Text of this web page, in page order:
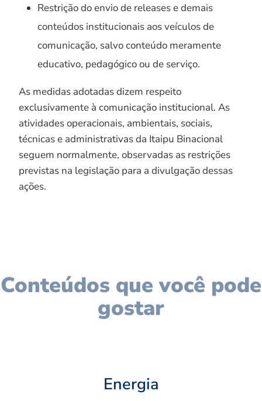
Restrição do envio de releases e demais
conteúdos institucionais aos veículos de
comunicação, salvo conteúdo meramente
educativo, pedagógico ou de serviço.
As medidas adotadas dizem respeito
exclusivamente à comunicação institucional. As
atividades operacionais, ambientais, sociais,
técnicas e administrativas da Itaipu Binacional
seguem normalmente, observadas as restrições
previstas na legislação para a divulgação dessas
ações.
Conteúdos que você pode
gostar
Energia